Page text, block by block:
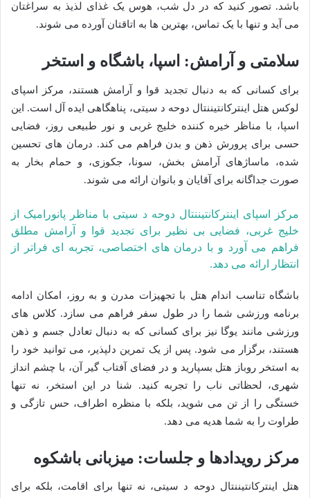
باشد. تصور کنید که در دل شب، هوس یک غذای لذیذ به سراغتان
می آید و تنها با یک تماس، بهترین ها به اتاقتان آورده می شوند.
سلامتی و آرامش: اسپا، باشگاه و استخر
برای کسانی که به دنبال تجدید قوا و آرامش هستند، مرکز اسپای
لوکس هتل اینترکانتیننتال دوحه د سیتی، پناهگاهی ایده آل است. این
اسپا، با مناظر خیره کننده خلیج غربی و نور طبیعی روز، فضایی
حسی برای پرورش ذهن و بدن فراهم می کند. درمان های تحسین
شده، ماساژهای آرامش بخش، سونا، جکوزی، و حمام بخار به
صورت جداگانه برای آقایان و بانوان ارائه می شوند.
مرکز اسپای اینترکانتیننتال دوحه د سیتی با مناظر پانورامیک از
خلیج غربی، فضایی بی نظیر برای تجدید قوا و آرامش مطلق
فراهم می آورد و با درمان های اختصاصی، تجربه ای فراتر از
انتظار ارائه می دهد.
باشگاه تناسب اندام هتل با تجهیزات مدرن و به روز، امکان ادامه
برنامه ورزشی شما را در طول سفر فراهم می سازد. کلاس های
ورزشی مانند یوگا نیز برای کسانی که به دنبال تعادل جسم و ذهن
هستند، برگزار می شود. پس از یک تمرین دلپذیر، می توانید خود را
به استخر روباز هتل بسپارید و در فضای آفتاب گیر آن، با چشم انداز
شهری، لحظاتی ناب را تجربه کنید. شنا در این استخر، نه تنها
خستگی را از تن می شوید، بلکه با منظره اطراف، حس تازگی و
طراوت را به شما هدیه می دهد.
مرکز رویدادها و جلسات: میزبانی باشکوه
هتل اینترکانتیننتال دوحه د سیتی، نه تنها برای اقامت، بلکه برای